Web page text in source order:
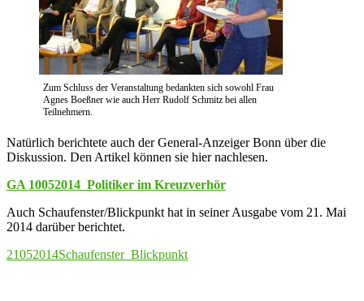
Zum Schluss der Veranstaltung bedankten sich sowohl Frau
Agnes Boeßner wie auch Herr Rudolf Schmitz bei allen
Teilnehmern.
Natürlich berichtete auch der General-Anzeiger Bonn über die
Diskussion. Den Artikel können sie hier nachlesen.
GA 10052014_Politiker im Kreuzverhör
Auch Schaufenster/Blickpunkt hat in seiner Ausgabe vom 21. Mai
2014 darüber berichtet.
21052014Schaufenster_Blickpunkt